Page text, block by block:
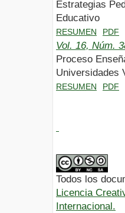
Estrategias
Educativo
RESUMEN PDF
Vol. 16, Núm.
Proceso
Universidades
RESUMEN PDF
Todos los
Licencia
Internacional.